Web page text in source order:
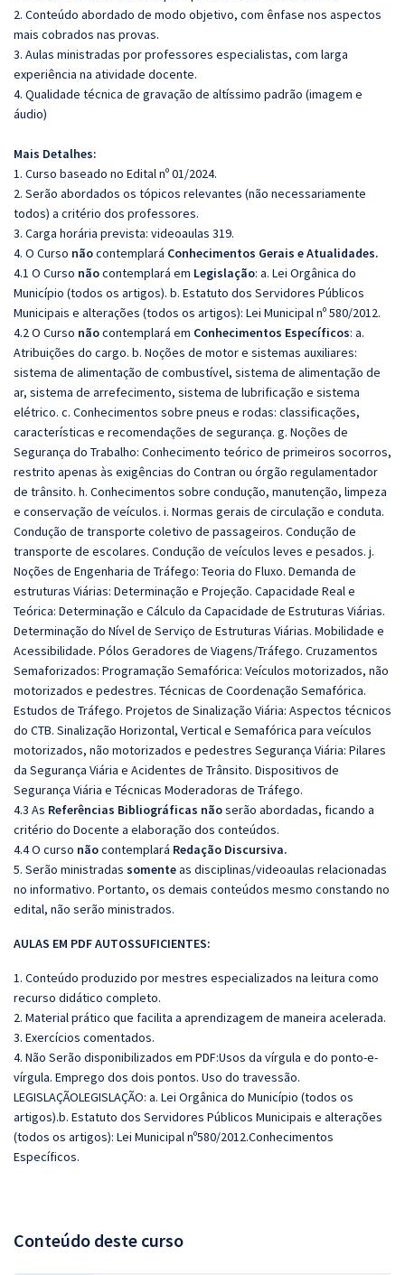
2. Conteúdo abordado de modo objetivo, com ênfase nos aspectos
mais cobrados nas provas.
3. Aulas ministradas por professores especialistas, com larga
experiência na atividade docente.
4. Qualidade técnica de gravação de altíssimo padrão (imagem e
áudio)
Mais Detalhes:
1. Curso baseado no Edital nº 01/2024.
2. Serão abordados os tópicos relevantes (não necessariamente
todos) a critério dos professores.
3. Carga horária prevista: videoaulas 319.
4. O Curso nãocontemplará Conhecimentos Gerais e Atualidades.
4.1 O Curso nãocontemplará em Legislação: a. Lei Orgânica do
Município (todos os artigos). b. Estatuto dos Servidores Públicos
Municipais e alterações (todos os artigos): Lei Municipal nº 580/2012.
4.2 O Curso nãocontemplará em Conhecimentos Específicos: a.
Atribuições do cargo. b. Noções de motor e sistemas auxiliares:
sistema de alimentação de combustível, sistema de alimentação de
ar, sistema de arrefecimento, sistema de lubrificação e sistema
elétrico. c. Conhecimentos sobre pneus e rodas: classificações,
características e recomendações de segurança. g. Noções de
Segurança do Trabalho: Conhecimento teórico de primeiros socorros,
restrito apenas às exigências do Contran ou órgão regulamentador
de trânsito. h. Conhecimentos sobre condução, manutenção, limpeza
e conservação de veículos. i. Normas gerais de circulação e conduta.
Condução de transporte coletivo de passageiros. Condução de
transporte de escolares. Condução de veículos leves e pesados. j.
Noções de Engenharia de Tráfego: Teoria do Fluxo. Demanda de
estruturas Viárias: Determinação e Projeção. Capacidade Real e
Teórica: Determinação e Cálculo da Capacidade de Estruturas Viárias.
Determinação do Nível de Serviço de Estruturas Viárias. Mobilidade e
Acessibilidade. Pólos Geradores de Viagens/Tráfego. Cruzamentos
Semaforizados: Programação Semafórica: Veículos motorizados, não
motorizados e pedestres. Técnicas de Coordenação Semafórica.
Estudos de Tráfego. Projetos de Sinalização Viária: Aspectos técnicos
do CTB. Sinalização Horizontal, Vertical e Semafórica para veículos
motorizados, não motorizados e pedestres Segurança Viária: Pilares
da Segurança Viária e Acidentes de Trânsito. Dispositivos de
Segurança Viária e Técnicas Moderadoras de Tráfego.
4.3 As Referências Bibliográficas nãoserão abordadas, ficando a
critério do Docente a elaboração dos conteúdos.
4.4 O curso nãocontemplará Redação Discursiva.
5. Serão ministradas somenteas disciplinas/videoaulas relacionadas
no informativo. Portanto, os demais conteúdos mesmo constando no
edital, não serão ministrados.
AULAS EM PDF AUTOSSUFICIENTES:
1. Conteúdo produzido por mestres especializados na leitura como
recurso didático completo.
2. Material prático que facilita a aprendizagem de maneira acelerada.
3. Exercícios comentados.
4. Não Serão disponibilizados em PDF:Usos da vírgula e do ponto-e-
vírgula. Emprego dos dois pontos. Uso do travessão.
LEGISLAÇÃOLEGISLAÇÃO: a. Lei Orgânica do Município (todos os
artigos).b. Estatuto dos Servidores Públicos Municipais e alterações
(todos os artigos): Lei Municipal nº580/2012.Conhecimentos
Específicos.
Conteúdo deste curso